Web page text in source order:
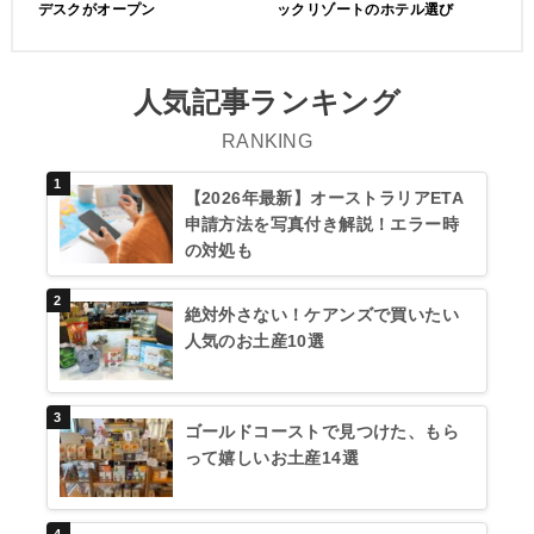
デスクがオープン
ックリゾートのホテル選び
人気記事ランキング
RANKING
【2026年最新】オーストラリアETA
申請方法を写真付き解説！エラー時
の対処も
絶対外さない！ケアンズで買いたい
人気のお土産10選
ゴールドコーストで見つけた、もら
って嬉しいお土産14選